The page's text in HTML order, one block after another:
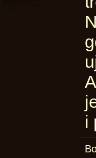
i